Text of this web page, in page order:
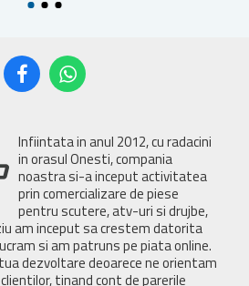
Infiintata in anul 2012, cu radacini
in orasul Onesti, compania
noastra si-a inceput activitatea
prin comercializare de piese
pentru scutere, atv-uri si drujbe,
am inceput sa crestem datorita
si am patruns pe piata online.
dezvoltare deoarece ne orientam
tinand cont de parerile